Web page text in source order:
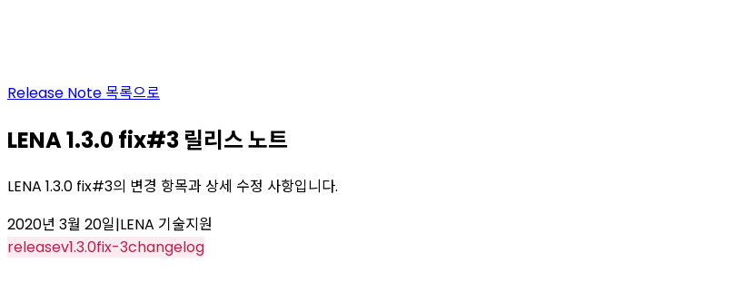
Release Note 목록으로
LENA 1.3.0 fix#3 릴리스 노트
LENA 1.3.0 fix#3의 변경 항목과 상세 수정 사항입니다.
2020년 3월 20일|LENA 기술지원
releasev1.3.0fix-3changelog